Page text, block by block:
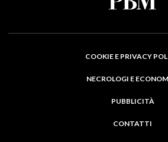
COOKIE E PRIVACY
NECROLOGI E
PUBBLICITÀ
CONTATTI